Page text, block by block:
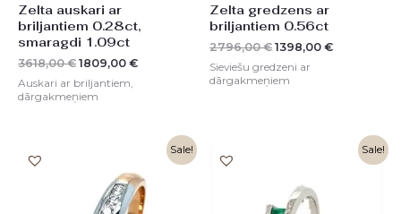
Zelta auskari ar
briljantiem 0.28ct,
smaragdi 1.09ct
3618,00€ 1809,00 €
Auskari ar briljantiem,
dārgakmeņiem
Zelta gredzens ar
briljantiem 0.56ct
2796,00€ 1398,00 €
Sieviešu gredzeni ar
dārgakmeņiem
Sale!
2138,00 €.
Current
price
is:
1069,00 €.
Sale!
1228,00 €.
Current